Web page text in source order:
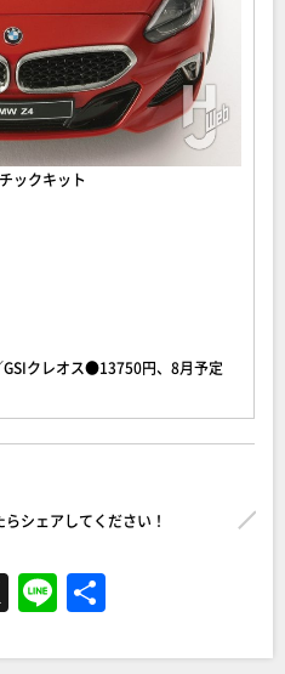
ックキット
クレオス●13750円、8月予定
シェアしてください！
X Li